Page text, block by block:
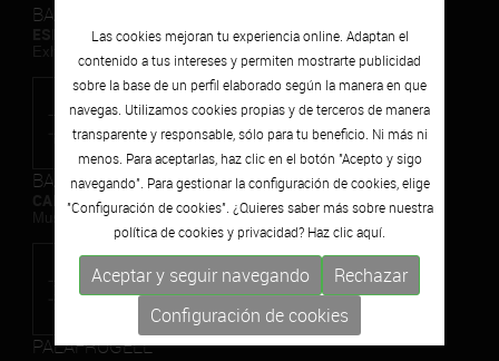
BARCELONA
ESPAIS VOLART
Exhibiciones temporales Arte Contemporáneo
BARCELONA
CAN FRAMIS
Museo de Pintura Contemporánea
PALAFRUGELL
Las cookies mejoran tu experiencia online. Adaptan el
contenido a tus intereses y permiten mostrarte publicidad
sobre la base de un perfil elaborado según la manera en que
navegas. Utilizamos cookies propias y de terceros de manera
transparente y responsable, sólo para tu beneficio. Ni más ni
menos. Para aceptarlas, haz clic en el botón "Acepto y sigo
navegando". Para gestionar la configuración de cookies, elige
"Configuración de cookies". ¿Quieres saber más sobre nuestra
política de cookies y privacidad? Haz clicaquí.
Aceptar y seguir navegando
Rechazar
Configuración de cookies